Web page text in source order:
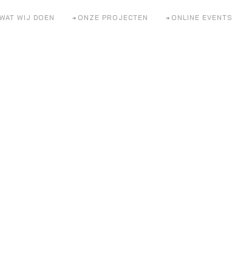
WAT WIJ DOEN ONZE PROJECTEN ONLINE EVENTS